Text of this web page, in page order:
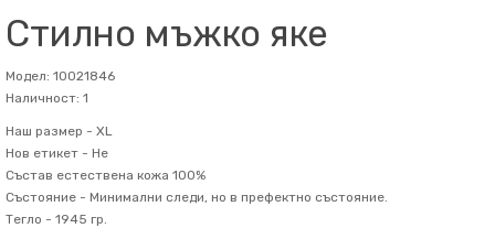
Стилно мъжко яке
Модел: 10021846
Наличност: 1
Наш размер - XL
Нов етикет - Не
Състав естествена кожа 100%
Състояние - Минимални следи, но в префектно състояние.
Тегло - 1945 гр.